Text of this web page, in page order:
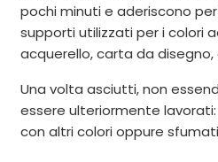
pochi minuti e aderiscono
supporti utilizzati per i colori
acquerello, carta da disegno,
Una volta asciutti, non
essere ulteriormente
con altri colori oppure